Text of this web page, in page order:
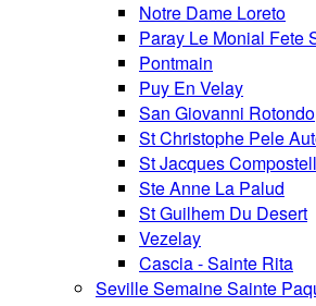
Notre Dame Loreto
Paray Le Monial Fete
Pontmain
Puy En Velay
San Giovanni Rotondo
St Christophe Pele
St Jacques
Ste Anne La Palud
St Guilhem Du Desert
Vezelay
Cascia - Sainte Rita
Seville Semaine Sainte